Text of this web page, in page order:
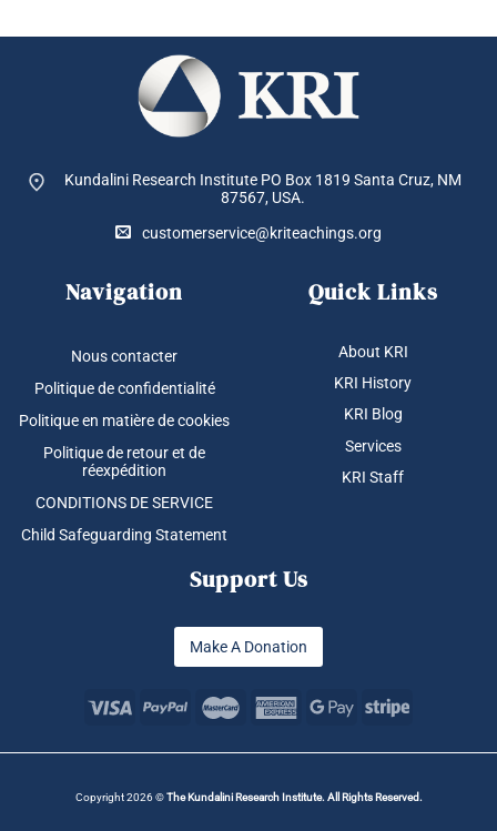
Kundalini Research Institute PO Box 1819 Santa Cruz, NM
87567, USA.
customerservice@kriteachings.org
Navigation
Nous contacter
Politique de confidentialité
Politique en matière de cookies
Politique de retour et de
réexpédition
CONDITIONS DE SERVICE
Child Safeguarding Statement
Quick Links
About KRI
KRI History
KRI Blog
Services
KRI Staff
Support Us
Make A Donation
Copyright 2026 ©The Kundalini Research Institute. All Rights Reserved.